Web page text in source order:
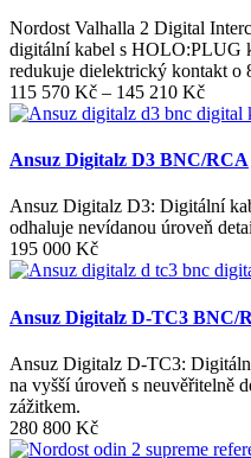
Nordost Valhalla 2 Digital
digitální kabel s HOLO:PLUG
redukuje dielektrický kontakt o
115 570 Kč – 145 210 KčRozpětí
cen:
570 Kč
145
210
Ansuz Digitalz D3 BNC/RCA
Ansuz Digitalz D3: Digitální
odhaluje nevídanou úroveň
195 000 Kč
Ansuz Digitalz D-TC3 BNC/
Ansuz Digitalz D-TC3:
na vyšší úroveň s neuvěřitelně
zážitkem.
280 800 Kč